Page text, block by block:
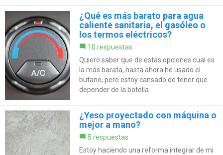
¿Qué es más barato para agua
caliente sanitaria, el gasóleo o
los termos eléctricos?
10 respuestas
Quiero saber que de estas opciones cual es
la más barata, hasta ahora he usado el
butano, pero estoy cansado de tener que
depender de la botella.
¿Yeso proyectado con máquina o
mejor a mano?
5 respuestas
Estoy haciendo una reforma integrar de mi